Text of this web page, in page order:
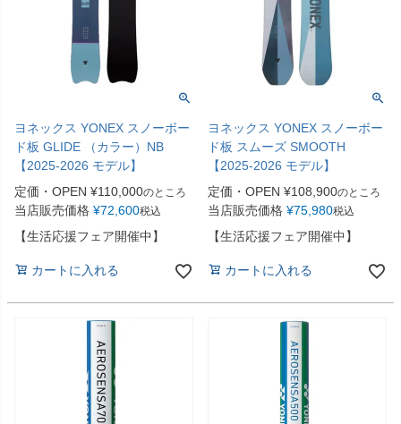
ヨネックス YONEX スノーボー
ド板 GLIDE （カラー）NB
【2025-2026 モデル】
定価・OPEN ¥110,000のところ
当店販売価格 ¥72,600税込
【生活応援フェア開催中】
カートに入れる
ヨネックス YONEX スノーボー
ド板 スムーズ SMOOTH
【2025-2026 モデル】
定価・OPEN ¥108,900のところ
当店販売価格 ¥75,980税込
【生活応援フェア開催中】
カートに入れる